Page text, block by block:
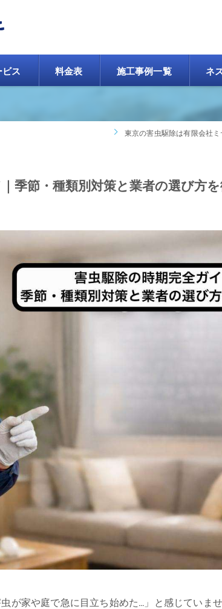
ス 料金表 施工事例一覧 ネ
ブロ
東京の害虫駆除は有限会社ミ
季節・種類別対策と業者の選び方
が家や庭で急に目立ち始めた…」と感じていま